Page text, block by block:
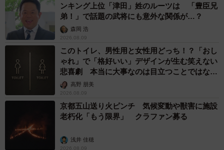
ンキング上位「津田」姓のルーツは 「豊臣兄
弟！」で話題の武将にも意外な関係が…？
森岡 浩
2026.08.09
このトイレ、男性用と女性用どっち！？「おし
ゃれ」で「格好いい」デザインが生む笑えない
悲喜劇 本当に大事なのは目立つことではな
く…高野 朋美
2026.08.09
京都五山送り火ピンチ 気候変動や獣害に施設
老朽化「もう限界」 クラファン募る
浅井 佳穂
2026.08.09